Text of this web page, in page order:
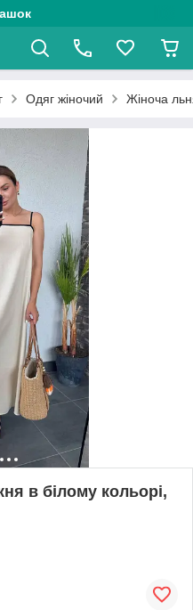
Одяг жіночий Жіноча
в білому кольорі,